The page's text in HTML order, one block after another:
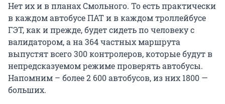
Нет их и в планах Смольного. То есть практически
в каждом автобусе ПАТ и в каждом троллейбусе
ГЭТ, как и прежде, будет сидеть по человеку с
валидатором, а на 364 частных маршрута
выпустят всего 300 контролеров, которые будут в
непредсказуемом режиме проверять автобусы.
Напомним – более 2 600 автобусов, из них 1800 —
больших.